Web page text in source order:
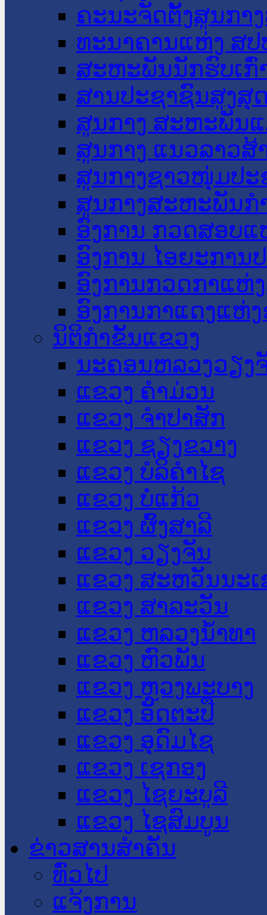
ຄະນະຈັດຕັ້ງສູນກາ
ທະນາຄານແຫ່ງ ສປ
ສະຫະພັນນັກຮົບເກົ່
ສານປະຊາຊົນສູງສຸ
ສູນກາງ ສະຫະພັນ
ສູນກາງ ແນວລາວສ້
ສູນກາງຊາວໜຸ່ມປະ
ສູນກາງສະຫະພັນກ
ອົງການ ກວດສອບແ
ອົງການ ໄອຍະການ
ອົງການກວດກາແຫ່
ອົງການກາແດງແຫ່
ນິຕິກໍາຂັ້ນແຂວງ
ນະ​ຄອນ​ຫລວງວຽງ
ແຂວງ ຄໍາມ່ວນ
ແຂວງ ຈໍາປາສັກ
ແຂວງ ຊຽງຂວາງ
ແຂວງ ບໍລິຄໍາໄຊ
ແຂວງ ບໍ່ແກ້ວ
ແຂວງ ຜົ້ງສາລີ
ແຂວງ ວຽງຈັນ
ແຂວງ ສະຫວັນນະ
ແຂວງ ສາລະວັນ
ແຂວງ ຫລວງນໍ້າທາ
ແຂວງ ຫົວພັນ
ແຂວງ ຫຼວງພະບາງ
ແຂວງ ອັດຕະປື
ແຂວງ ອຸດົມໄຊ
ແຂວງ ເຊກອງ
ແຂວງ ໄຊຍະບູລີ
ແຂວງ ໄຊສົມບູນ
ຂ່າວສານສໍາຄັນ
​ທົ່ວ​ໄປ
ແຈ້ງການ